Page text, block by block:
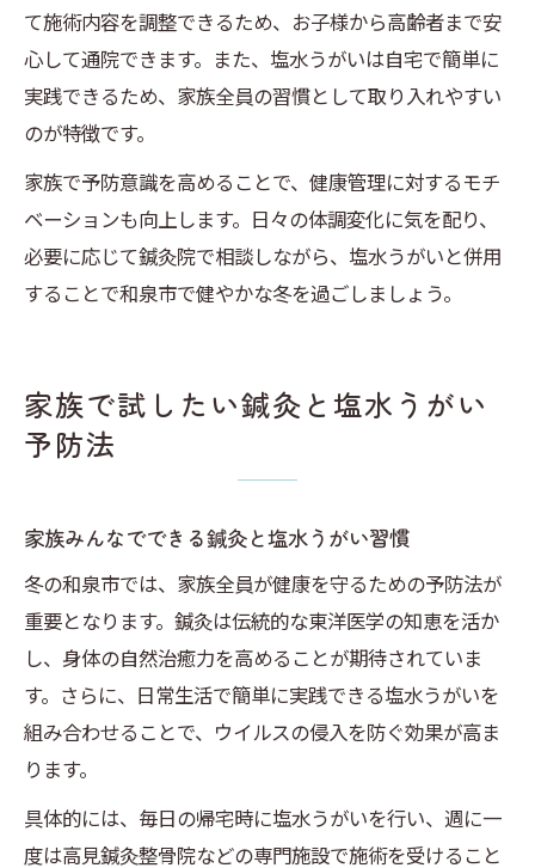
て施術内容を調整できるため、お子様から高齢者まで安
心して通院できます。また、塩水うがいは自宅で簡単に
実践できるため、家族全員の習慣として取り入れやすい
のが特徴です。
家族で予防意識を高めることで、健康管理に対するモチ
ベーションも向上します。日々の体調変化に気を配り、
必要に応じて鍼灸院で相談しながら、塩水うがいと併用
することで和泉市で健やかな冬を過ごしましょう。
家族で試したい鍼灸と塩水うがい
予防法
家族みんなでできる鍼灸と塩水うがい習慣
冬の和泉市では、家族全員が健康を守るための予防法が
重要となります。鍼灸は伝統的な東洋医学の知恵を活か
し、身体の自然治癒力を高めることが期待されていま
す。さらに、日常生活で簡単に実践できる塩水うがいを
組み合わせることで、ウイルスの侵入を防ぐ効果が高ま
ります。
具体的には、毎日の帰宅時に塩水うがいを行い、週に一
度は高見鍼灸整骨院などの専門施設で施術を受けること